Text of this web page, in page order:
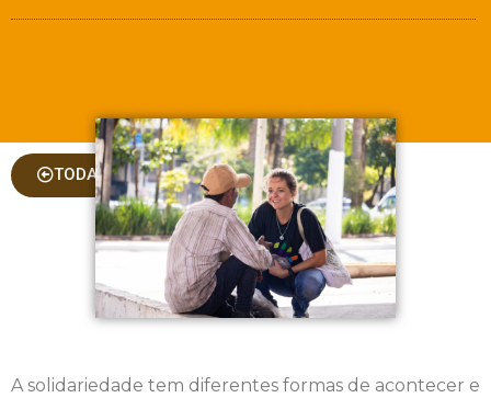
TODAS AS COLUNAS
A solidariedade tem diferentes formas de acontecer e